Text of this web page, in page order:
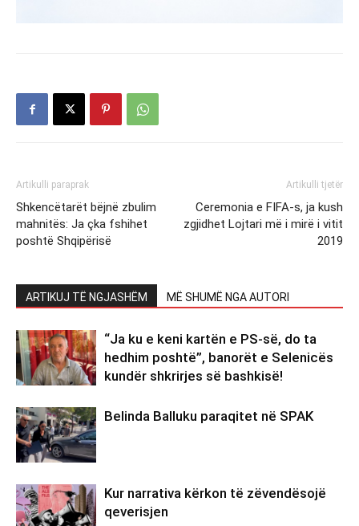
Artikulli paraprak
Shkencëtarët bëjnë zbulim
mahnitës: Ja çka fshihet
poshtë Shqipërisë
Artikulli tjetër
Ceremonia e FIFA-s, ja kush
zgjidhet Lojtari më i mirë i vitit
2019
ARTIKUJ TË NGJASHËM MË SHUMË NGA AUTORI
“Ja ku e keni kartën e PS-së, do ta
hedhim poshtë”, banorët e Selenicës
kundër shkrirjes së bashkisë!
Belinda Balluku paraqitet në SPAK
Kur narrativa kërkon të zëvendësojë
qeverisjen